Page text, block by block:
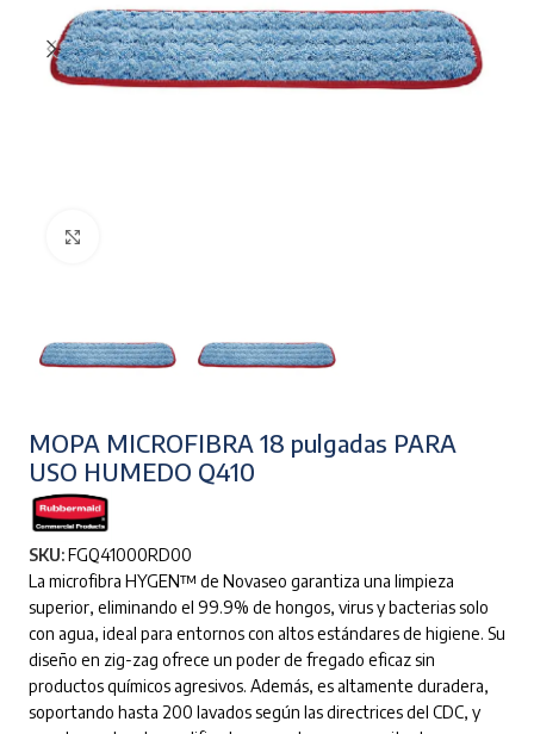
MOPA MICROFIBRA 18 pulgadas PARA
USO HUMEDO Q410
SKU:FGQ41000RD00
La microfibra HYGEN™ de Novaseo garantiza una limpieza
superior, eliminando el 99.9% de hongos, virus y bacterias solo
con agua, ideal para entornos con altos estándares de higiene. Su
diseño en zig-zag ofrece un poder de fregado eficaz sin
productos químicos agresivos. Además, es altamente duradera,
soportando hasta 200 lavados según las directrices del CDC, y